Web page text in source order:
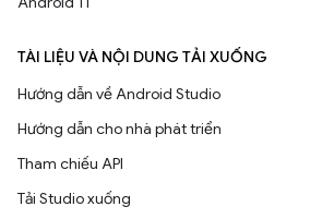
TÀI LIỆU VÀ NỘI DUNG TẢI XUỐNG
Hướng dẫn về Android Studio
Hướng dẫn cho nhà phát triển
Tham chiếu API
Tải Studio xuống